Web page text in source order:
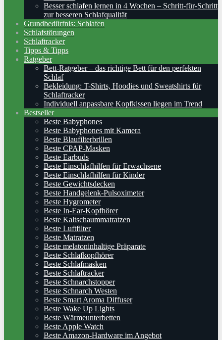
Besser schlafen lernen in 4 Wochen – Schritt‑für‑Schritt
zur besseren Schlafqualität
Grundbedürfnis: Schlafen
Schlafstörungen
Schlaftracker
Tipps & Tipps
Ratgeber
Bett-Ratgeber – das richtige Bett für den perfekten
Schlaf
Bekleidung: T-Shirts, Hoodies und Sweatshirts für
Schlaftracker
Individuell anpassbare Kopfkissen liegen im Trend
Bestseller
Beste Babyphones
Beste Babyphones mit Kamera
Beste Blaufilterbrillen
Beste CPAP-Masken
Beste Earbuds
Beste Einschlafhilfen für Erwachsene
Beste Einschlafhilfen für Kinder
Beste Gewichtsdecken
Beste Handgelenk-Pulsoximeter
Beste Hygrometer
Beste In-Ear-Kopfhörer
Beste Kaltschaummatratzen
Beste Luftfilter
Beste Matratzen
Beste melatoninhaltige Präparate
Beste Schlafkopfhörer
Beste Schlafmasken
Beste Schlaftracker
Beste Schnarchstopper
Beste Schnarch Westen
Beste Smart Aroma Diffuser
Beste Wake Up Lights
Beste Wärmeunterbetten
Beste Apple Watch
Beste Amazon-Hardware im Angebot